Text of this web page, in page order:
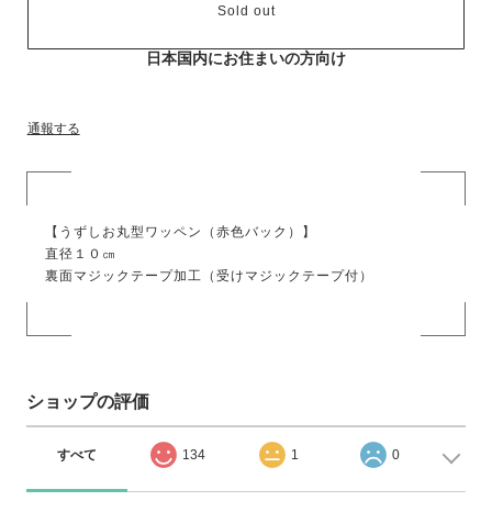
Sold out
日本国内にお住まいの方向け
通報する
【うずしお丸型ワッペン（赤色バック）】
直径１０㎝
裏面マジックテープ加工（受けマジックテープ付）
ショップの評価
すべて 134 1 0